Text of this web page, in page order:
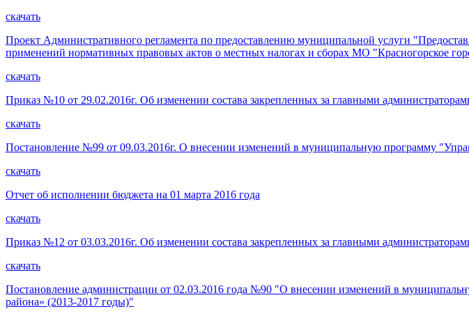
скачать
Проект Административного регламента по предоставлению муниципальной услуги
применений нормативных правовых актов о местных налогах и сборах МО "Красногорское
скачать
Приказ №10 от 29.02.2016г. Об изменении состава закрепленных за главными
скачать
Постановление №99 от 09.03.2016г. О внесении изменений в муниципальную программу
скачать
Отчет об исполнении бюджета на 01 марта 2016 года
скачать
Приказ №12 от 03.03.2016г. Об изменении состава закрепленных за главными
скачать
Постановление администрации от 02.03.2016 года №90 "О внесении изменений в
района» (2013-2017 годы)"